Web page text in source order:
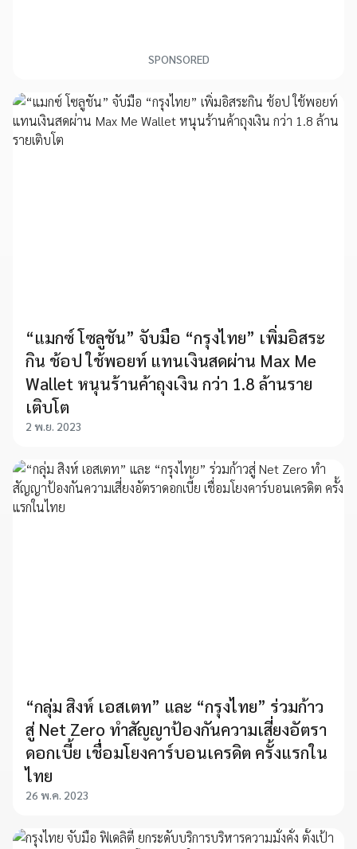
SPONSORED
“แมกซ์ โซลูชัน” จับมือ “กรุงไทย” เพิ่มอิสระ
กิน ช้อป ใช้พอยท์ แทนเงินสดผ่าน Max Me
Wallet หนุนร้านค้าถุงเงิน กว่า 1.8 ล้านราย
เติบโต
2 พ.ย. 2023
“กลุ่ม สิงห์ เอสเตท” และ “กรุงไทย” ร่วมก้าว
สู่ Net Zero ทำสัญญาป้องกันความเสี่ยงอัตรา
ดอกเบี้ย เชื่อมโยงคาร์บอนเครดิต ครั้งแรกใน
ไทย
26 พ.ค. 2023